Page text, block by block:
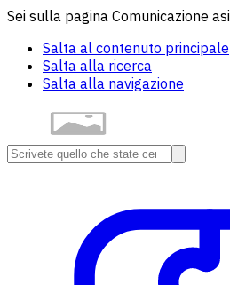
Sei sulla pagina Comunicazione
Salta al contenuto principale
Salta alla ricerca
Salta alla navigazione